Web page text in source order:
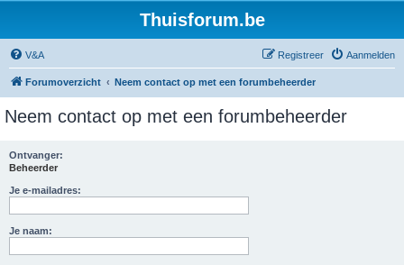
Thuisforum.be
V&A Aanmelden
Registreer
Forumoverzicht Neem contact op met een forumbeheerder
Neem contact op met een forumbeheerder
Ontvanger:
Beheerder
Je e-mailadres:
Je naam: